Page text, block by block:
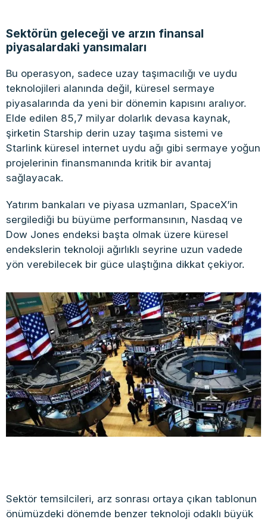
Sektörün geleceği ve arzın finansal
piyasalardaki yansımaları
Bu operasyon, sadece uzay taşımacılığı ve uydu
teknolojileri alanında değil, küresel sermaye
piyasalarında da yeni bir dönemin kapısını aralıyor.
Elde edilen 85,7 milyar dolarlık devasa kaynak,
şirketin Starship derin uzay taşıma sistemi ve
Starlink küresel internet uydu ağı gibi sermaye yoğun
projelerinin finansmanında kritik bir avantaj
sağlayacak.
Yatırım bankaları ve piyasa uzmanları, SpaceX’in
sergilediği bu büyüme performansının, Nasdaq ve
Dow Jones endeksi başta olmak üzere küresel
endekslerin teknoloji ağırlıklı seyrine uzun vadede
yön verebilecek bir güce ulaştığına dikkat çekiyor.
Sektör temsilcileri, arz sonrası ortaya çıkan tablonun
önümüzdeki dönemde benzer teknoloji odaklı büyük